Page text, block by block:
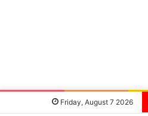
Friday, August 7 2026